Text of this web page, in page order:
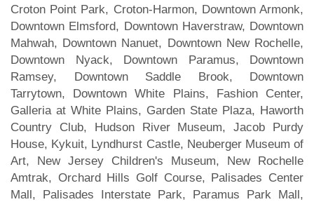
Croton Point Park, Croton-Harmon, Downtown Armonk,
Downtown Elmsford, Downtown Haverstraw, Downtown
Mahwah, Downtown Nanuet, Downtown New Rochelle,
Downtown Nyack, Downtown Paramus, Downtown
Ramsey, Downtown Saddle Brook, Downtown
Tarrytown, Downtown White Plains, Fashion Center,
Galleria at White Plains, Garden State Plaza, Haworth
Country Club, Hudson River Museum, Jacob Purdy
House, Kykuit, Lyndhurst Castle, Neuberger Museum of
Art, New Jersey Children's Museum, New Rochelle
Amtrak, Orchard Hills Golf Course, Palisades Center
Mall, Palisades Interstate Park, Paramus Park Mall,